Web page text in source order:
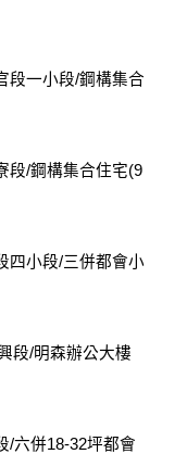
段一小段/鋼構集合
段/鋼構集合住宅(9
四小段/三併都會小
段/明森辦公大樓
/六併18-32坪都會